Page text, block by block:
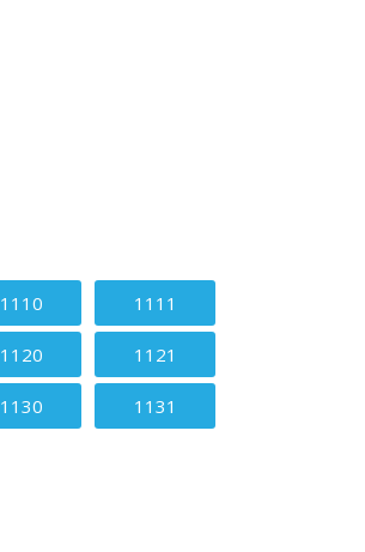
1110 1111
1120 1121
1130 1131